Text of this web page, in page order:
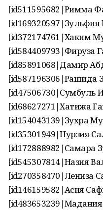
[id511595682|Римма
[id169320597|Зульфия
[id372174761|Хаким
[id584409793|Фируза
[id85891068|Дамир
[id587196306|Рашида
[id47506730|Сумбуль
[id68627271|Хатижа
[id154043139|Зухра
[id35301949|Нурзия
[id172888982|Самара
[id545307814|Назия
[id270358470|Лениза
[id146159582|Асия